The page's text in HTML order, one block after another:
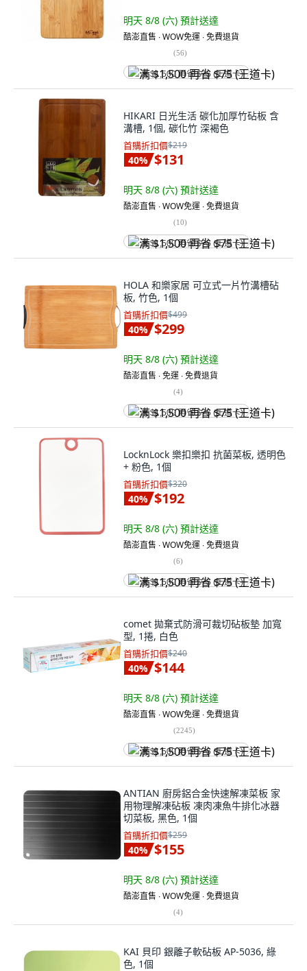
明天 8/8 (六) 預計送達
酷澎直售 ∙ WOW免運 ∙ 免費退貨
(56)
满 $1,500 再省 $75 (王道卡)
HIKARI 日光生活 碳化加厚竹砧板 含
溝槽, 1個, 碳化竹 深褐色
首購折扣價$219
40% $131
明天 8/8 (六) 預計送達
酷澎直售 ∙ WOW免運 ∙ 免費退貨
(10)
满 $1,500 再省 $75 (王道卡)
HOLA 和樂家居 可立式一片竹溝槽砧
板, 竹色, 1個
首購折扣價$499
40% $299
明天 8/8 (六) 預計送達
酷澎直售 ∙ 免運 ∙ 免費退貨
(4)
满 $1,500 再省 $75 (王道卡)
LocknLock 樂扣樂扣 抗菌菜板, 透明色
+ 粉色, 1個
首購折扣價$320
40% $192
明天 8/8 (六) 預計送達
酷澎直售 ∙ WOW免運 ∙ 免費退貨
(6)
满 $1,500 再省 $75 (王道卡)
comet 拋棄式防滑可裁切砧板墊 加寬
型, 1捲, 白色
首購折扣價$240
40% $144
明天 8/8 (六) 預計送達
酷澎直售 ∙ WOW免運 ∙ 免費退貨
(2245)
满 $1,500 再省 $75 (王道卡)
ANTIAN 廚房鋁合金快速解凍菜板 家
用物理解凍砧板 凍肉凍魚牛排化冰器
切菜板, 黑色, 1個
首購折扣價$259
40% $155
明天 8/8 (六) 預計送達
酷澎直售 ∙ WOW免運 ∙ 免費退貨
(4)
KAI 貝印 銀離子軟砧板 AP-5036, 綠
色, 1個